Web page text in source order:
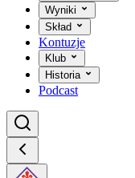
Wyniki
Skład
Kontuzje
Klub
Historia
Podcast